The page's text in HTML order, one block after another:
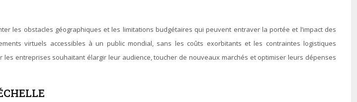
les obstacles géographiques et les limitations budgétaires qui peuvent entraver la portée et l’impact des
virtuels accessibles à un public mondial, sans les coûts exorbitants et les contraintes logistiques
entreprises souhaitant élargir leur audience, toucher de nouveaux marchés et optimiser leurs dépenses